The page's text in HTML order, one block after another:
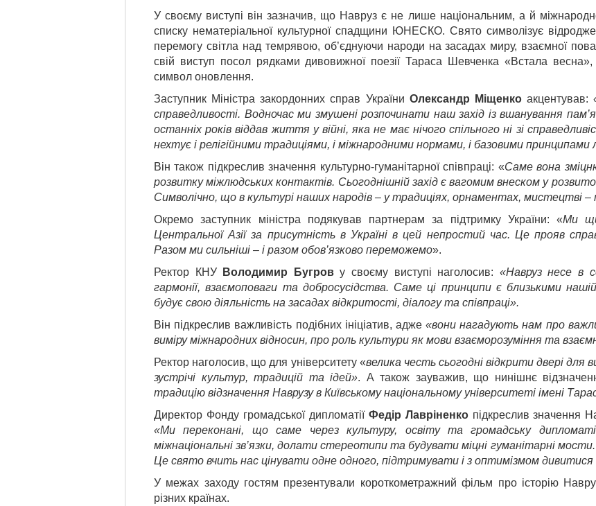
У своєму виступі він зазначив, що Навруз є не лише національним, а й
списку нематеріальної культурної спадщини ЮНЕСКО. Свято символізує
перемогу світла над темрявою, об’єднуючи народи на засадах миру, взаємної
свій виступ посол рядками дивовижної поезії Тараса Шевченка «Встала весна»,
символ оновлення.
Заступник Міністра закордонних справ України Олександр Міщенкоакцентував:
справедливості. Водночас ми змушені розпочинати наш захід із вшанування
останніх років віддав життя у війні, яка не має нічого спільного ні зі
нехтує і релігійними традиціями, і міжнародними нормами, і базовими принципами
Він також підкреслив значення культурно-гуманітарної співпраці: «Саме вона
розвитку міжлюдських контактів. Сьогоднішній захід є вагомим внеском у
Символічно, що в культурі наших народів – у традиціях, орнаментах, мистецтві
Окремо заступник міністра подякував партнерам за підтримку України: «Ми
Центральної Азії за присутність в Україні в цей непростий час. Це прояв
Разом ми сильніші – і разом обов’язково переможемо».
Ректор КНУ
Володимир Бугрову своєму виступі наголосив: «Навруз несе в
гармонії, взаємоповаги та добросусідства. Саме ці принципи є близькими
будує свою діяльність на засадах відкритості, діалогу та співпраці».
Він підкреслив важливість подібних ініціатив, адже «вони нагадують нам про
виміру міжнародних відносин, про роль культури як мови взаєморозуміння та
Ректор наголосив, що для університету «велика честь сьогодні відкрити двері
зустрічі культур, традицій та ідей». А також зауважив, що нинішнє
традицію відзначення Наврузу в Київському національному університеті імені
Директор Фонду громадської дипломатії Федір Лавріненкопідкреслив значення
«Ми переконані, що саме через культуру, освіту та громадську
міжнаціональні зв’язки, долати стереотипи та будувати міцні гуманітарні
Це свято вчить нас цінувати одне одного, підтримувати і з оптимізмом
У межах заходу гостям презентували короткометражний фільм про історію
різних країнах.